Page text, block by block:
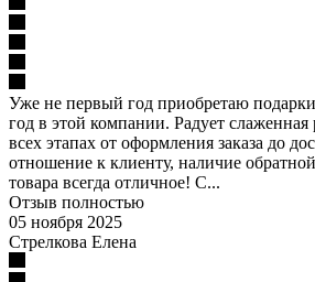
Уже не первый год приобретаю
год в этой компании. Радует слаженная
всех этапах от оформления заказа до
отношение к клиенту, наличие обратной
товара всегда отличное! С...
Отзыв полностью
05 ноября 2025
Стрелкова Елена